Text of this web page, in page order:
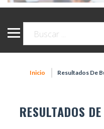
Inicio Resultados De
RESULTADOS